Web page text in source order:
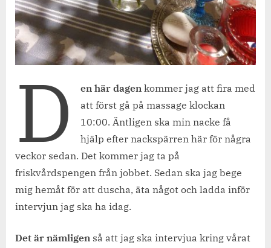
D en här dagen kommer jag att fira med
att först gå på massage klockan
10:00. Äntligen ska min nacke få
hjälp efter nackspärren här för några
veckor sedan. Det kommer jag ta på
friskvårdspengen från jobbet. Sedan ska jag bege
mig hemåt för att duscha, äta något och ladda inför
intervjun jag ska ha idag.
Det är nämligen så att jag ska intervjua kring vårat